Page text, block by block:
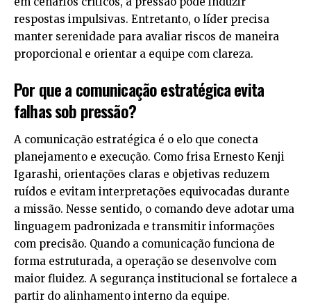
respostas impulsivas. Entretanto, o líder precisa
manter serenidade para avaliar riscos de maneira
proporcional e orientar a equipe com clareza.
Por que a comunicação estratégica evita
falhas sob pressão?
A comunicação estratégica é o elo que conecta
planejamento e execução. Como frisa Ernesto Kenji
Igarashi, orientações claras e objetivas reduzem
ruídos e evitam interpretações equivocadas durante
a missão. Nesse sentido, o comando deve adotar uma
linguagem padronizada e transmitir informações
com precisão. Quando a comunicação funciona de
forma estruturada, a operação se desenvolve com
maior fluidez. A segurança institucional se fortalece a
partir do alinhamento interno da equipe.